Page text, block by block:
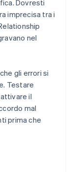
Dovresti
imprecisa tra i
nel
gli errori si
Testare
il
mal
prima che